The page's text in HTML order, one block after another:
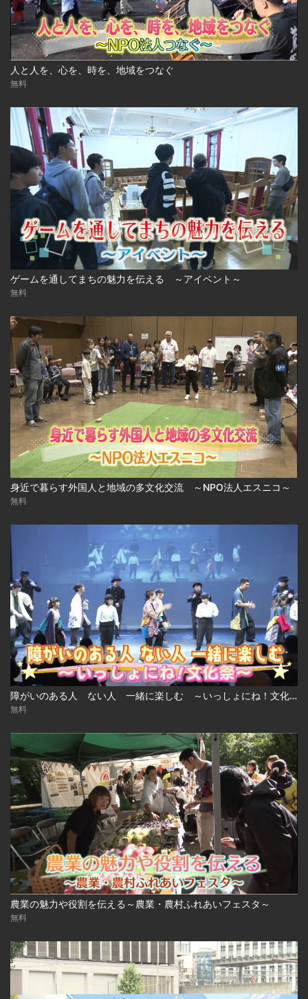
人と人を、心を、時を、地域をつなぐ
無料
ゲームを通してまちの魅力を伝える ～アイベント～
無料
身近で暮らす外国人と地域の多文化交流 ～NPO法人エスニコ～
無料
障がいのある人 ない人 一緒に楽しむ ～いっしょにね！文化祭～
無料
農業の魅力や役割を伝える～農業・農村ふれあいフェスタ～
無料